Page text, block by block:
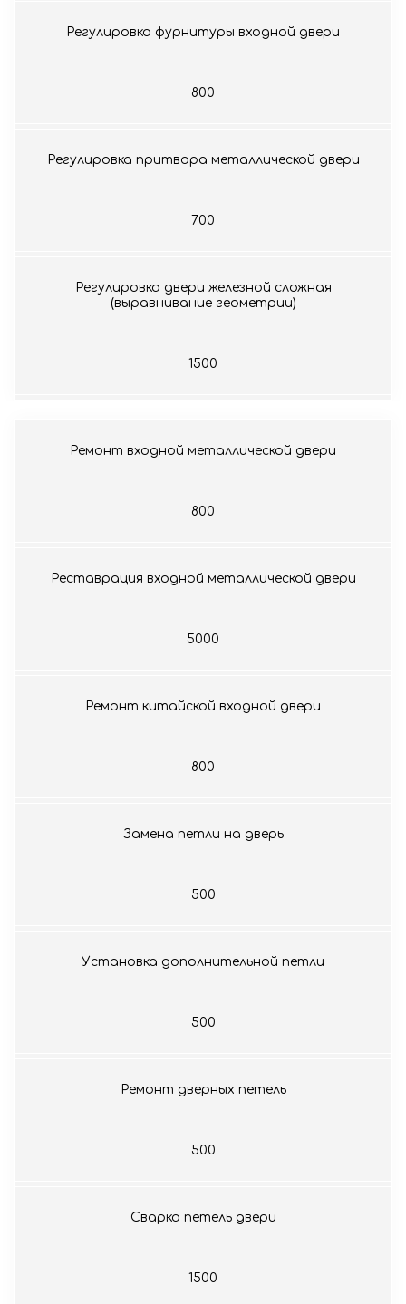
Регулировка фурнитуры входной двери
800
Регулировка притвора металлической двери
700
Регулировка двери железной сложная
(выравнивание геометрии)
1500
Ремонт входной металлической двери
800
Реставрация входной металлической двери
5000
Ремонт китайской входной двери
800
Замена петли на дверь
500
Установка дополнительной петли
500
Ремонт дверных петель
500
Сварка петель двери
1500